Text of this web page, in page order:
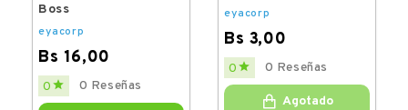
Boss
eyacorp
Bs 16,00
Price
 0 Reseñas
eyacorp
Bs 3,00
Price
 0 Reseñas
Agotado